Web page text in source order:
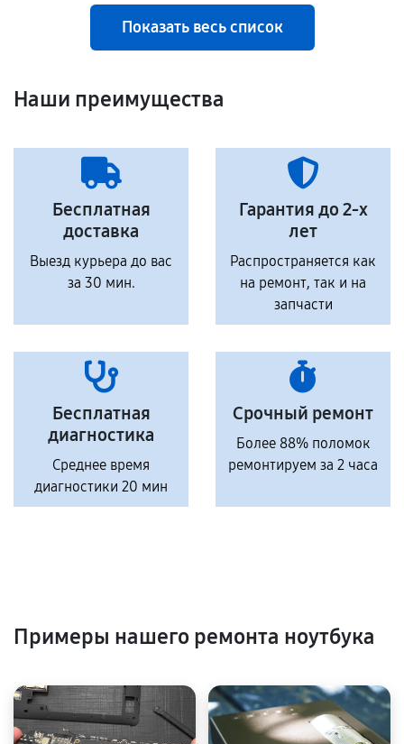
Показать весь список
Наши преимущества
Бесплатная
доставка
Выезд курьера до вас
за 30 мин.
Гарантия до 2-х
лет
Распространяется как
на ремонт, так и на
запчасти
Бесплатная
диагностика
Среднее время
диагностики 20 мин
Срочный ремонт
Более 88% поломок
ремонтируем за 2 часа
Примеры нашего ремонта ноутбука